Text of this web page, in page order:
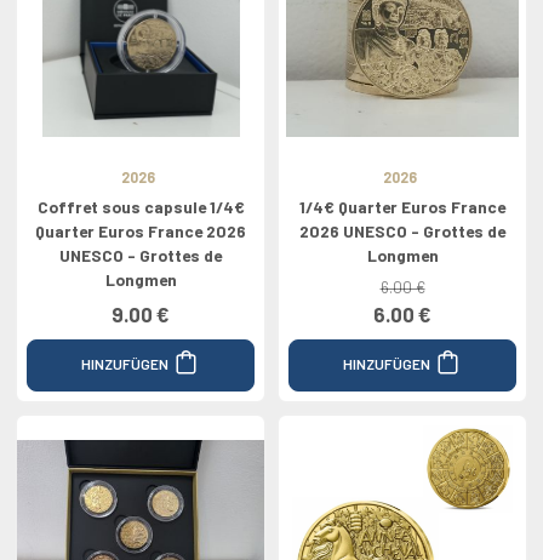
2026
Coffret sous capsule 1/4€
Quarter Euros France 2026
UNESCO - Grottes de
Longmen
9.00 €
HINZUFÜGEN
2026
1/4€ Quarter Euros France
2026 UNESCO - Grottes de
Longmen
6.00 €
6.00 €
HINZUFÜGEN